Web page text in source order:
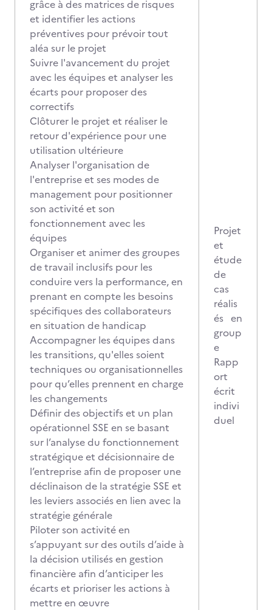
grâce à des matrices de risques
et identifier les actions
préventives pour prévoir tout
aléa sur le projet
Suivre l'avancement du projet
avec les équipes et analyser les
écarts pour proposer des
correctifs
Clôturer le projet et réaliser le
retour d'expérience pour une
utilisation ultérieure
Analyser l'organisation de
l'entreprise et ses modes de
management pour positionner
son activité et son
fonctionnement avec les
équipes
Organiser et animer des groupes
de travail inclusifs pour les
conduire vers la performance, en
prenant en compte les besoins
spécifiques des collaborateurs
en situation de handicap
Accompagner les équipes dans
les transitions, qu'elles soient
techniques ou organisationnelles
pour qu’elles prennent en charge
les changements
Définir des objectifs et un plan
opérationnel SSE en se basant
sur l’analyse du fonctionnement
stratégique et décisionnaire de
l’entreprise afin de proposer une
déclinaison de la stratégie SSE et
les leviers associés en lien avec la
stratégie générale
Piloter son activité en
s’appuyant sur des outils d’aide à
la décision utilisés en gestion
financière afin d’anticiper les
écarts et prioriser les actions à
mettre en œuvre
Projet
et
étude
de
cas
réalis
és en
group
e
Rapp
ort
écrit
indivi
duel